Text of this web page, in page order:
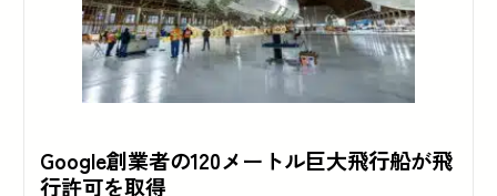
Google創業者の120メートル巨大飛行船が飛
行許可を取得